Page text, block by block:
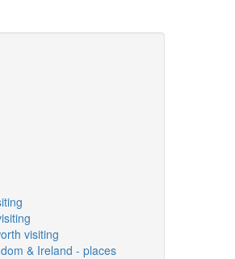
visiting
& Ireland - places